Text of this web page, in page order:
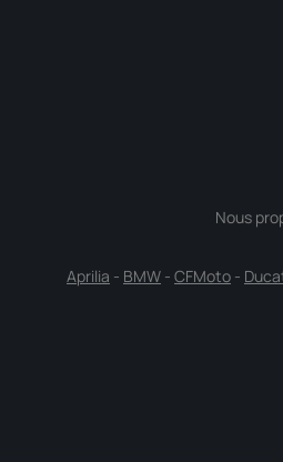
Nous
Aprilia - BMW - CFMoto -